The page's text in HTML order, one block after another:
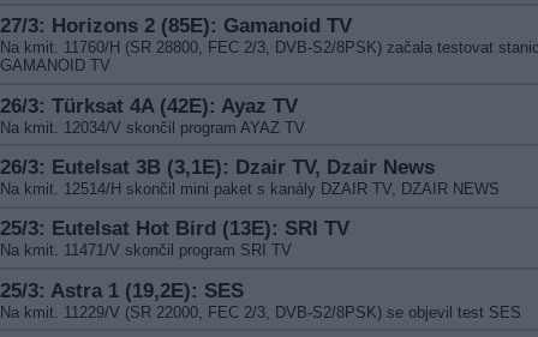
27/3: Horizons 2 (85E): Gamanoid TV
Na kmit. 11760/H (SR 28800, FEC 2/3, DVB-S2/8PSK) začala testovat
GAMANOID TV
26/3: Türksat 4A (42E): Ayaz TV
Na kmit. 12034/V skončil program AYAZ TV
26/3: Eutelsat 3B (3,1E): Dzair TV, Dzair News
Na kmit. 12514/H skončil mini paket s kanály DZAIR TV, DZAIR NEWS
25/3: Eutelsat Hot Bird (13E): SRI TV
Na kmit. 11471/V skončil program SRI TV
25/3: Astra 1 (19,2E): SES
Na kmit. 11229/V (SR 22000, FEC 2/3, DVB-S2/8PSK) se objevil test SES